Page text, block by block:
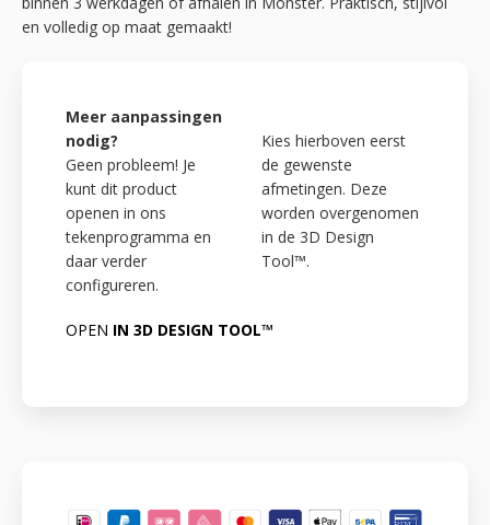
en volledig op maat gemaakt!
Meer aanpassingen
nodig?
Geen probleem! Je
kunt dit product
openen in ons
tekenprogramma en
daar verder
configureren.
Kies hierboven eerst
de gewenste
afmetingen. Deze
worden overgenomen
in de 3D Design
Tool™.
OPEN IN 3D DESIGN TOOL™